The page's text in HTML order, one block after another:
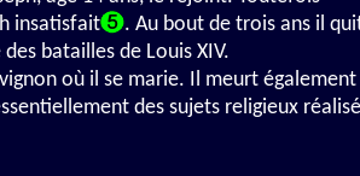
insatisfait
. Au bout de trois ans il
batailles de Louis XIV.
où il se marie. Il meurt également
des sujets religieux